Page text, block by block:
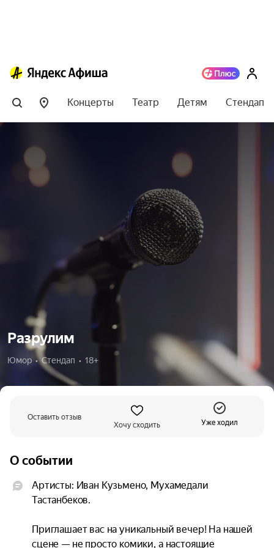
Концерты Театр Детям Стендап
Разрулим
Юмор  •  Стендап  •  18+
Оставить отзыв
Хочу сходить
Уже ходил
О событии
Артисты: Иван Кузьмено, Мухамедали
Тастанбеков.
Приглашает вас на уникальный вечер! На нашей
сцене — не просто комики, а настоящие